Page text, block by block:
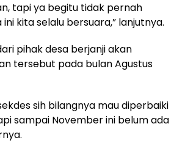
tapi ya begitu tidak pernah
kita selalu bersuara,” lanjutnya.
pihak desa berjanji akan
tersebut pada bulan Agustus
sih bilangnya mau diperbaiki
sampai November ini belum ada